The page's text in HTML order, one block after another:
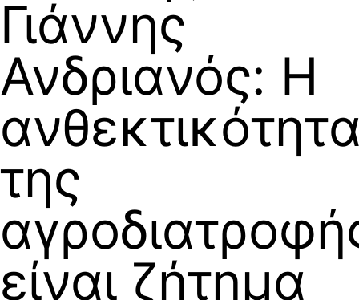
Γιάννης
Ανδριανός: Η
της
είναι ζήτημα